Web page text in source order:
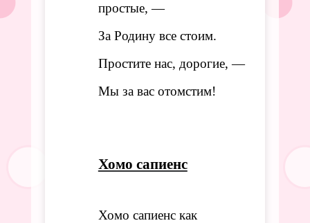
простые, —
За Родину все стоим.
Простите нас, дорогие, —
Мы за вас отомстим!
Хомо сапиенс
Хомо сапиенс как